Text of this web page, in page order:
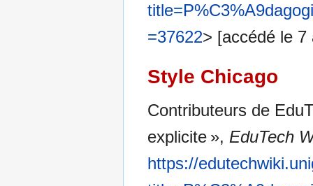
=37622> [accédé le 7
Style Chicago
Contributeurs de
explicite », EduTech
https://